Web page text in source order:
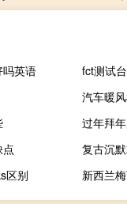
吗英语
fct测试
汽车暖
过年拜
复古沉
区别